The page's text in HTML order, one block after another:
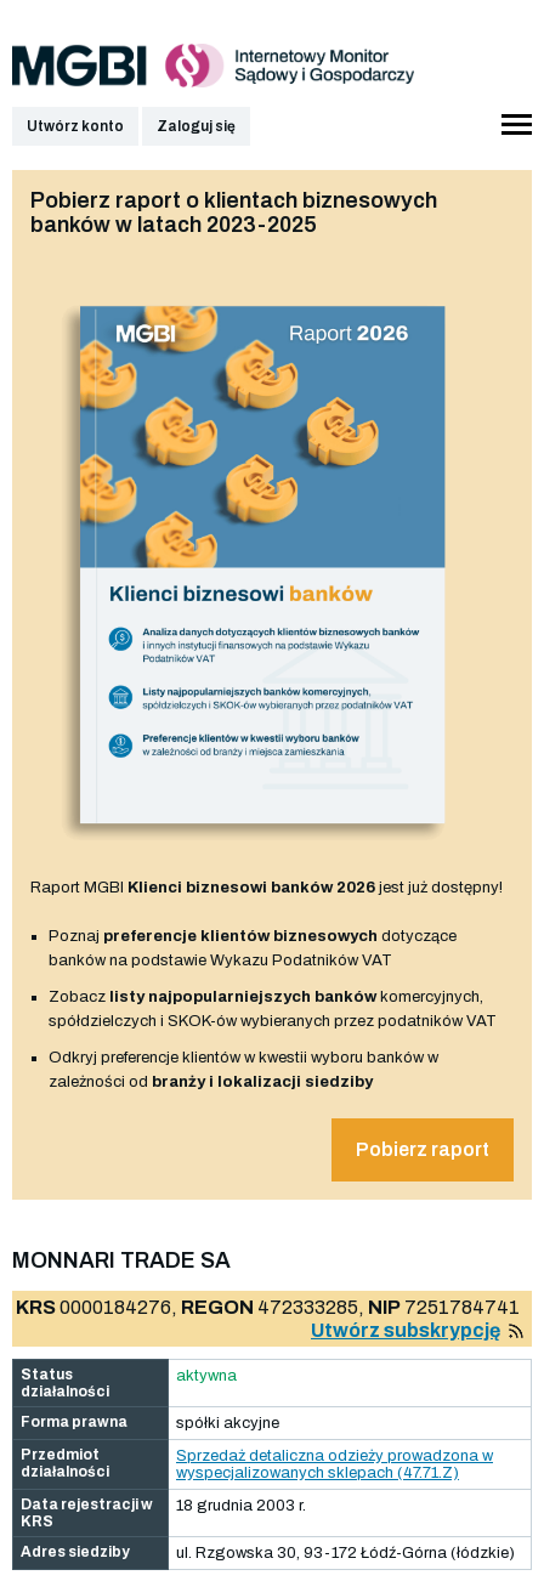
Utwórz konto Zaloguj się
Pobierz raport o klientach biznesowych
banków w latach 2023-2025
Raport MGBI Klienci biznesowi banków 2026 jest już dostępny!
Poznaj preferencje klientów biznesowych dotyczące
banków na podstawie Wykazu Podatników VAT
Zobacz listy najpopularniejszych bankówkomercyjnych,
spółdzielczych i SKOK-ów wybieranych przez podatników VAT
Odkryj preferencje klientów w kwestii wyboru banków w
zależności od branży i lokalizacji siedziby
Pobierz raport
MONNARI TRADE SA
KRS0000184276, REGON 472333285, NIP 7251784741
Utwórz subskrypcję
Status
działalności
aktywna
Forma prawna
spółki akcyjne
Przedmiot
działalności
Sprzedaż detaliczna odzieży prowadzona w
wyspecjalizowanych sklepach (47.71.Z)
Data rejestracji w
KRS
18 grudnia 2003 r.
Adres siedziby ul. Rzgowska 30, 93-172 Łódź-Górna (łódzkie)